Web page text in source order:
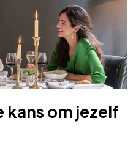
kans om jezelf